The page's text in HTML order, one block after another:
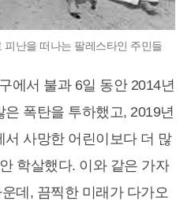
난을 떠나는 팔레스타인 주민들
에서 불과 6일 동안 2014년
폭탄을 투하했고, 2019년
사망한 어린이보다 더 많
학살했다. 이와 같은 가자
데, 끔찍한 미래가 다가오